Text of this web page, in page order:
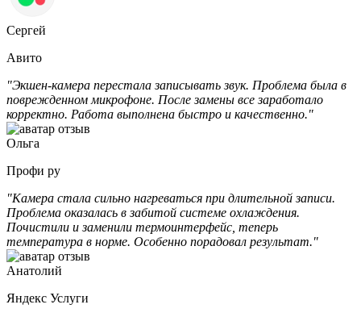
Сергей
Авито
"Экшен-камера перестала записывать звук. Проблема была в
поврежденном микрофоне. После замены все заработало
корректно. Работа выполнена быстро и качественно."
Ольга
Профи ру
"Камера стала сильно нагреваться при длительной записи.
Проблема оказалась в забитой системе охлаждения.
Почистили и заменили термоинтерфейс, теперь
температура в норме. Особенно порадовал результат."
Анатолий
Яндекс Услуги